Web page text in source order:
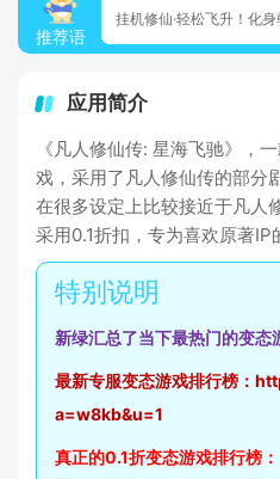
推荐语
挂机修仙·轻松飞升！化
应用简介
《凡人修仙传: 星海飞驰》，
戏，采用了凡人修仙传的部分
在很多设定上比较接近于凡人
采用0.1折扣，专为喜欢原著IP
新绿汇总了当下最热门的变态
最新专服变态游戏排行榜：
a=w8kb&u=1
真正的0.1折变态游戏排行榜：